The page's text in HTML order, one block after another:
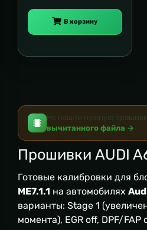
В корзину
Не нашли нужную
вычитанного файла →
Прошивки AUDI A6
Готовые калибровки для
ME7.1.1 на автомобилях
варианты: Stage 1
момента), EGR off, DPF/FAP